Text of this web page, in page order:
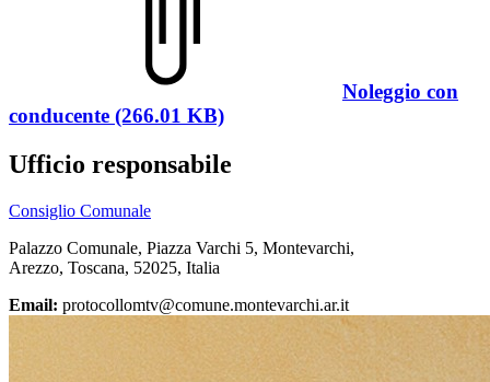
Noleggio con
conducente (266.01 KB)
Ufficio responsabile
Consiglio Comunale
Palazzo Comunale, Piazza Varchi 5, Montevarchi,
Arezzo, Toscana, 52025, Italia
Email: protocollomtv@comune.montevarchi.ar.it